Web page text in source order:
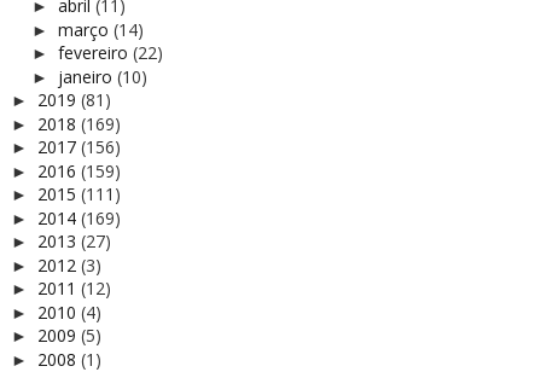
► abril (11)
► março (14)
► fevereiro (22)
► janeiro (10)
► 2019 (81)
► 2018 (169)
► 2017 (156)
► 2016 (159)
► 2015 (111)
► 2014 (169)
► 2013 (27)
► 2012 (3)
► 2011 (12)
► 2010 (4)
► 2009 (5)
► 2008 (1)